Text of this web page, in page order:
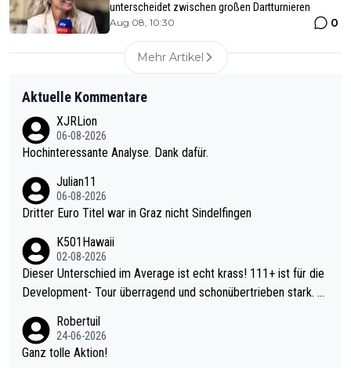
unterscheidet zwischen großen Dartturnieren
Aug 08, 10:30 0
Mehr Artikel
Aktuelle Kommentare
XJRLion
06-08-2026
Hochinteressante Analyse. Dank dafür.
Julian11
06-08-2026
Dritter Euro Titel war in Graz nicht Sindelfingen
K501Hawaii
02-08-2026
Dieser Unterschied im Average ist echt krass! 111+ ist für die
Development- Tour überragend und schonübertrieben stark. U
mal 40+ erst recht. Da gewinnst keinen Blumentopf - ist ja noc
h krasser wie ein Pokalspiel eines Kreisligisten vs einem Bund
Robertuil
24-06-2026
Ganz tolle Aktion!